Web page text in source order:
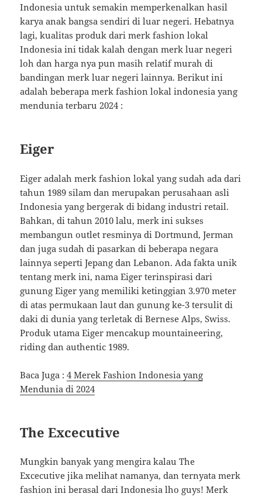
Indonesia untuk semakin memperkenalkan hasil
karya anak bangsa sendiri di luar negeri. Hebatnya
lagi, kualitas produk dari merk fashion lokal
Indonesia ini tidak kalah dengan merk luar negeri
loh dan harga nya pun masih relatif murah di
bandingan merk luar negeri lainnya. Berikut ini
adalah beberapa merk fashion lokal indonesia yang
mendunia terbaru 2024 :
Eiger
Eiger adalah merk fashion lokal yang sudah ada dari
tahun 1989 silam dan merupakan perusahaan asli
Indonesia yang bergerak di bidang industri retail.
Bahkan, di tahun 2010 lalu, merk ini sukses
membangun outlet resminya di Dortmund, Jerman
dan juga sudah di pasarkan di beberapa negara
lainnya seperti Jepang dan Lebanon. Ada fakta unik
tentang merk ini, nama Eiger terinspirasi dari
gunung Eiger yang memiliki ketinggian 3.970 meter
di atas permukaan laut dan gunung ke-3 tersulit di
daki di dunia yang terletak di Bernese Alps, Swiss.
Produk utama Eiger mencakup mountaineering,
riding dan authentic 1989.
Baca Juga :4 Merek Fashion Indonesia yang
Mendunia di 2024
The Excecutive
Mungkin banyak yang mengira kalau The
Excecutive jika melihat namanya, dan ternyata merk
fashion ini berasal dari Indonesia lho guys! Merk